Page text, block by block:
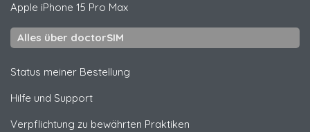
Apple iPhone 15 Pro Max
Alles über doctorSIM
Status meiner Bestellung
Hilfe und Support
Verpflichtung zu bewährten Praktiken